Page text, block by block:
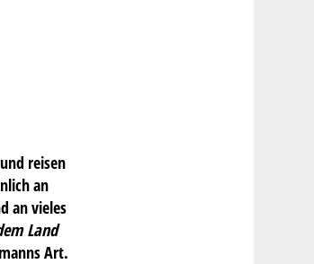
reisen
an
an vieles
Land
Art.